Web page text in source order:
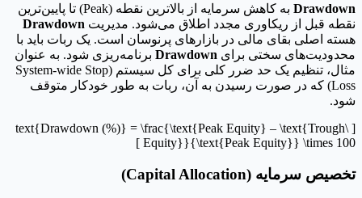
Drawdown
به کاهش سرمایه از بالاترین نقطه (Peak) تا پایین‌ترین
نقطه قبل از ریکاوری مجدد اطلاق می‌شود. مدیریت Drawdown
هسته اصلی بقای مالی در بازارهای پرنوسان است. یک ربات باید با
محدودیت‌های سختی برای Drawdown برنامه‌ریزی شود. به عنوان
مثال، تنظیم یک حد ضرر کلی برای کل سیستم (System-wide Stop
Loss) که در صورت رسیدن به آن، ربات به طور خودکار متوقف
شود.
[ \text{Drawdown (%)} = \frac{\text{Peak Equity} – \text{Trough
Equity}}{\text{Peak Equity}} \times 100 ]
تخصیص سرمایه (Capital Allocation)